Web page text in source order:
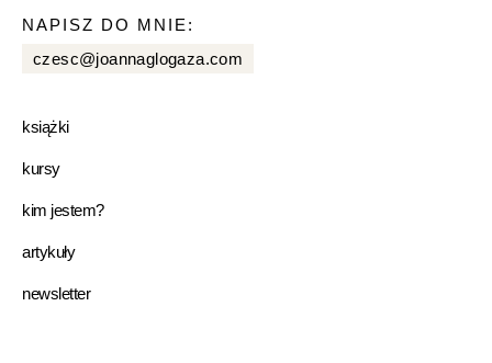
NAPISZ DO MNIE:
czesc@joannaglogaza.com
książki
kursy
kim jestem?
artykuły
newsletter